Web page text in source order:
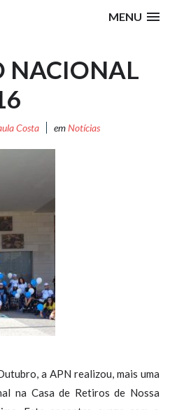
MENU
NACIONAL
Costa emNotícias
a APN realizou, mais uma
na Casa de Retiros de Nossa